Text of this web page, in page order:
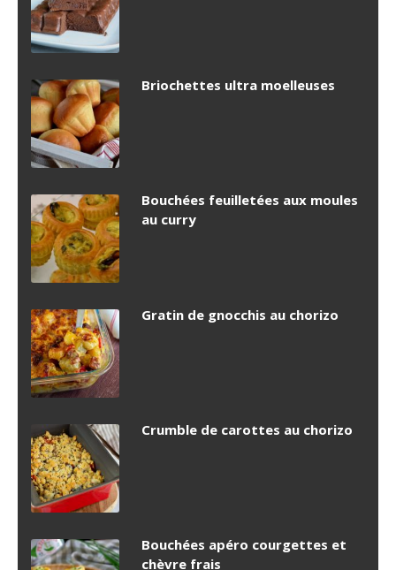
Briochettes ultra moelleuses
Bouchées feuilletées aux moules
au curry
Gratin de gnocchis au chorizo
Crumble de carottes au chorizo
Bouchées apéro courgettes et
chèvre frais